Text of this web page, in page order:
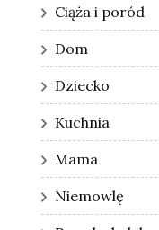
Ciąża i poród
Dom
Dziecko
Kuchnia
Mama
Niemowlę